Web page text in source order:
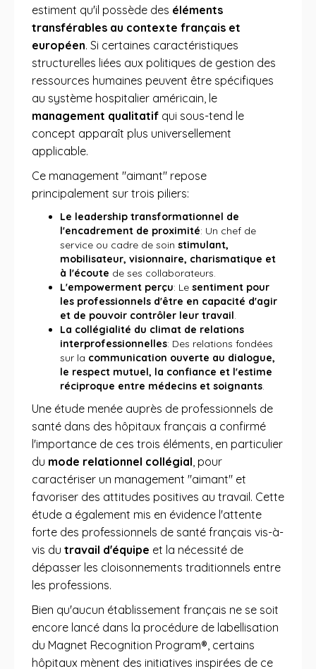
estiment qu'il possède des éléments
transférables au contexte français et
européen. Si certaines caractéristiques
structurelles liées aux politiques de gestion des
ressources humaines peuvent être spécifiques
au système hospitalier américain, le
management qualitatif qui sous-tend le
concept apparaît plus universellement
applicable.
Ce management "aimant" repose
principalement sur trois piliers:
Le leadership transformationnel de
l'encadrement de proximité: Un chef de
service ou cadre de soin stimulant,
mobilisateur, visionnaire, charismatique et
à l'écoute de ses collaborateurs.
L'empowerment perçu: Le sentiment pour
les professionnels d'être en capacité d'agir
et de pouvoir contrôler leur travail.
La collégialité du climat de relations
interprofessionnelles: Des relations fondées
sur la communication ouverte au dialogue,
le respect mutuel, la confiance et l'estime
réciproque entre médecins et soignants.
Une étude menée auprès de professionnels de
santé dans des hôpitaux français a confirmé
l'importance de ces trois éléments, en particulier
du mode relationnel collégial, pour
caractériser un management "aimant" et
favoriser des attitudes positives au travail. Cette
étude a également mis en évidence l'attente
forte des professionnels de santé français vis-à-
vis du travail d'équipe et la nécessité de
dépasser les cloisonnements traditionnels entre
les professions.
Bien qu'aucun établissement français ne se soit
encore lancé dans la procédure de labellisation
du Magnet Recognition Program®, certains
hôpitaux mènent des initiatives inspirées de ce